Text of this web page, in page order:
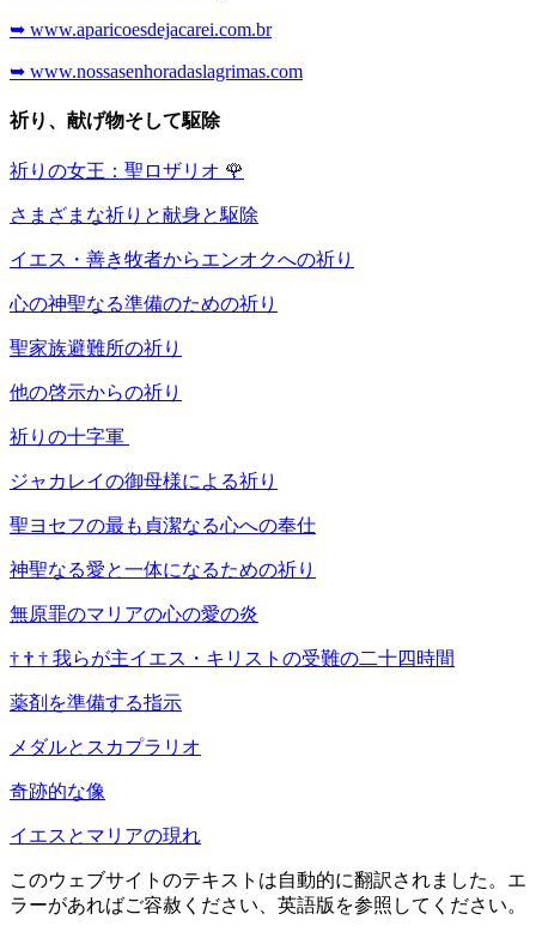
➥ www.aparicoesdejacarei.com.br
➥ www.nossasenhoradaslagrimas.com
祈り、献げ物そして駆除
祈りの女王：聖ロザリオ 🌹
さまざまな祈りと献身と駆除
イエス・善き牧者からエンオクへの祈り
心の神聖なる準備のための祈り
聖家族避難所の祈り
他の啓示からの祈り
祈りの十字軍
ジャカレイの御母様による祈り
聖ヨセフの最も貞潔なる心への奉仕
神聖なる愛と一体になるための祈り
無原罪のマリアの心の愛の炎
† † † 我らが主イエス・キリストの受難の二十四時間
薬剤を準備する指示
メダルとスカプラリオ
奇跡的な像
イエスとマリアの現れ
このウェブサイトのテキストは自動的に翻訳されました。エ
ラーがあればご容赦ください、英語版を参照してください。